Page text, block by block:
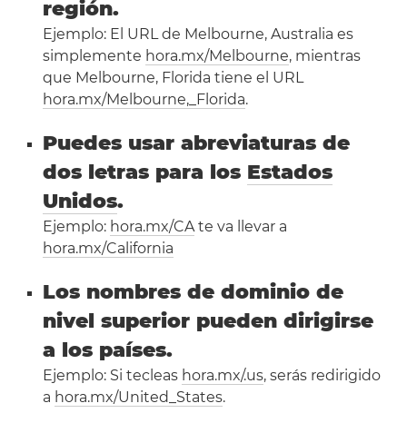
región.
Ejemplo: El URL de Melbourne, Australia es
simplemente hora.mx/Melbourne, mientras
que Melbourne, Florida tiene el URL
hora.mx/Melbourne,_Florida.
Puedes usar abreviaturas de
dos letras para los Estados
Unidos.
Ejemplo: hora.mx/CAte va llevar a
hora.mx/California
Los nombres de dominio de
nivel superior pueden dirigirse
a los países.
Ejemplo: Si tecleas hora.mx/.us, serás redirigido
a hora.mx/United_States.